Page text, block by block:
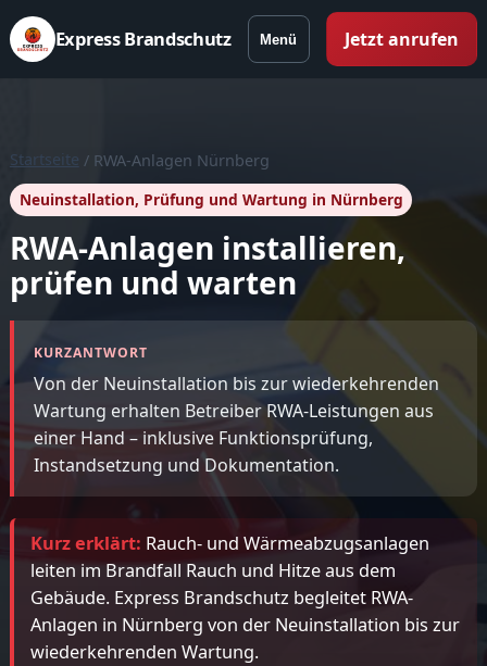
Express Brandschutz Menü Jetzt anrufen
Startseite / RWA-Anlagen Nürnberg
Neuinstallation, Prüfung und Wartung in Nürnberg
RWA-Anlagen installieren,
prüfen und warten
KURZANTWORT
Von der Neuinstallation bis zur wiederkehrenden
Wartung erhalten Betreiber RWA-Leistungen aus
einer Hand – inklusive Funktionsprüfung,
Instandsetzung und Dokumentation.
Kurz erklärt: Rauch- und Wärmeabzugsanlagen
leiten im Brandfall Rauch und Hitze aus dem
Gebäude. Express Brandschutz begleitet RWA-
Anlagen in Nürnberg von der Neuinstallation bis zur
wiederkehrenden Wartung.